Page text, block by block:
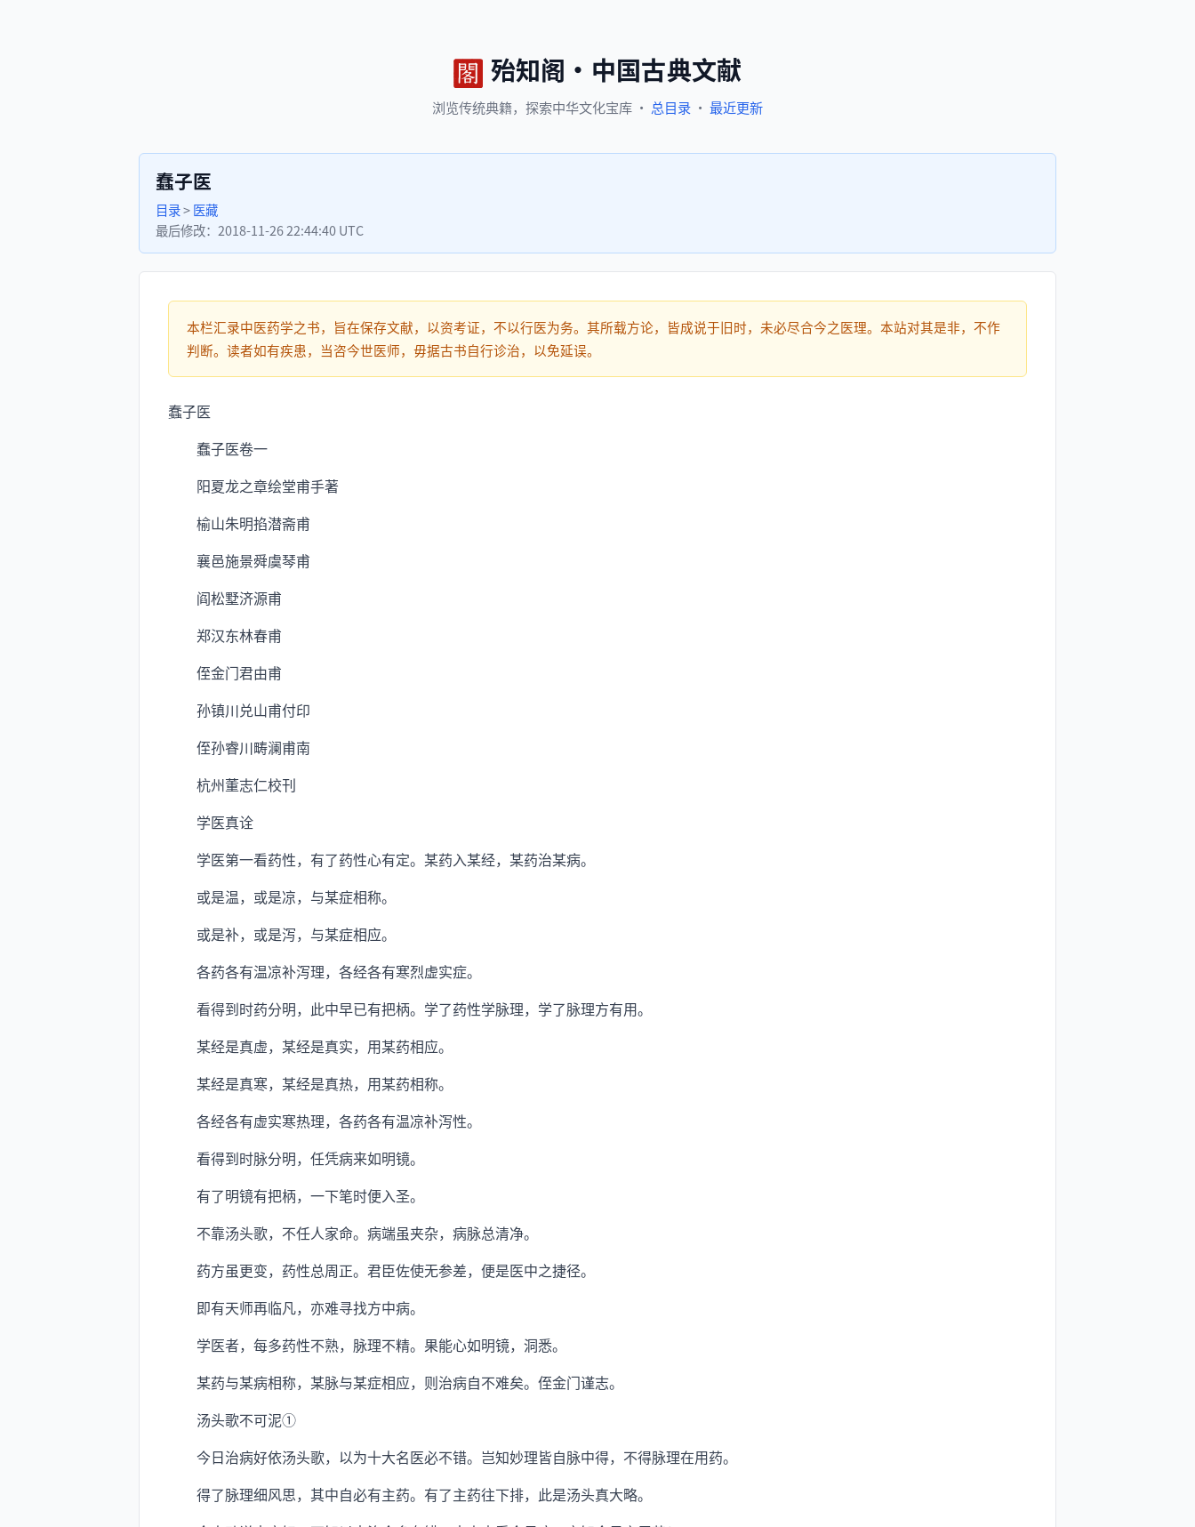
殆知阁 · 中国古典文献
浏览传统典籍， 探索中华文化宝库 · 总目录 · 最近更新
蠢子医
目录>医藏
最后修改： 2018-11-26 22:44:40 UTC
本栏汇录中医药学之书，旨在保存文献，以资考证，不以行医为务。其所载方论，皆成说于旧时，未必尽合今之医理。本站对其是非，不作
判断。读者如有疾患，当咨今世医师，毋据古书自行诊治，以免延误。
蠢子医
蠢子医卷一
阳夏龙之章绘堂甫手著
榆山朱明掐潜斋甫
襄邑施景舜虞琴甫
阎松墅济源甫
郑汉东林春甫
侄金门君由甫
孙镇川兑山甫付印
侄孙睿川畴澜甫南
杭州董志仁校刊
学医真诠
学医第一看药性，有了药性心有定。某药入某经，某药治某病。
或是温，或是凉，与某症相称。
或是补，或是泻，与某症相应。
各药各有温凉补泻理，各经各有寒烈虚实症。
看得到时药分明，此中早已有把柄。学了药性学脉理，学了脉理方有用。
某经是真虚，某经是真实，用某药相应。
某经是真寒，某经是真热，用某药相称。
各经各有虚实寒热理，各药各有温凉补泻性。
看得到时脉分明，任凭病来如明镜。
有了明镜有把柄，一下笔时便入圣。
不靠汤头歌，不任人家命。病端虽夹杂，病脉总清净。
药方虽更变，药性总周正。君臣佐使无参差，便是医中之捷径。
即有天师再临凡，亦难寻找方中病。
学医者，每多药性不熟，脉理不精。果能心如明镜，洞悉。
某药与某病相称，某脉与某症相应，则治病自不难矣。侄金门谨志。
汤头歌不可泥①
今日治病好依汤头歌，以为十大名医必不错。岂知妙理皆自脉中得，不得脉理在用药。
得了脉理细风思，其中自必有主药。有了主药往下排，此是汤头真大略。